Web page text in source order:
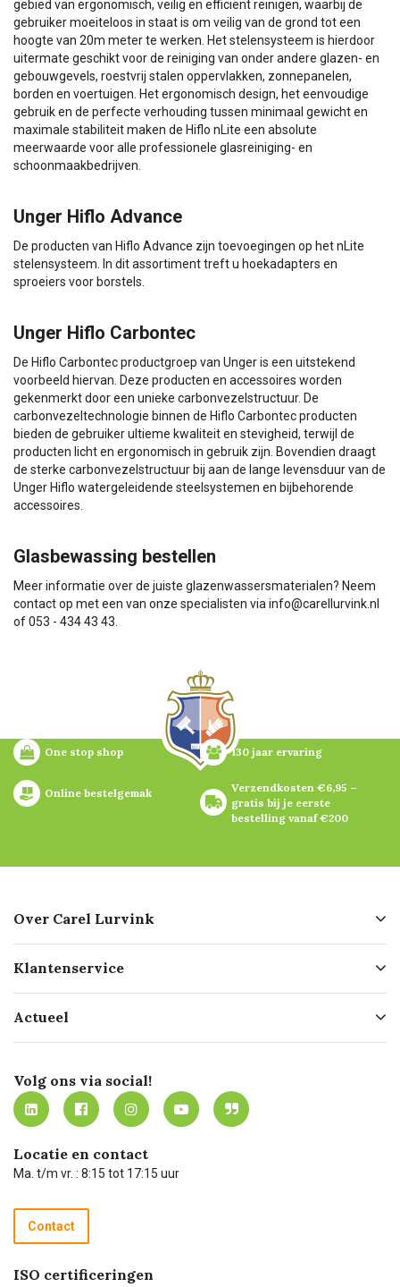
gebied van ergonomisch, veilig en efficiënt reinigen, waarbij de
gebruiker moeiteloos in staat is om veilig van de grond tot een
hoogte van 20m meter te werken. Het stelensysteem is hierdoor
uitermate geschikt voor de reiniging van onder andere glazen- en
gebouwgevels, roestvrij stalen oppervlakken, zonnepanelen,
borden en voertuigen. Het ergonomisch design, het eenvoudige
gebruik en de perfecte verhouding tussen minimaal gewicht en
maximale stabiliteit maken de Hiflo nLite een absolute
meerwaarde voor alle professionele glasreiniging- en
schoonmaakbedrijven.
Unger Hiflo Advance
De producten van Hiflo Advance zijn toevoegingen op het nLite
stelensysteem. In dit assortiment treft u hoekadapters en
sproeiers voor borstels.
Unger Hiflo Carbontec
De Hiflo Carbontec productgroep van Unger is een uitstekend
voorbeeld hiervan. Deze producten en accessoires worden
gekenmerkt door een unieke carbonvezelstructuur. De
carbonvezeltechnologie binnen de Hiflo Carbontec producten
bieden de gebruiker ultieme kwaliteit en stevigheid, terwijl de
producten licht en ergonomisch in gebruik zijn. Bovendien draagt
de sterke carbonvezelstructuur bij aan de lange levensduur van de
Unger Hiflo watergeleidende steelsystemen en bijbehorende
accessoires.
Glasbewassing bestellen
Meer informatie over de juiste glazenwassersmaterialen? Neem
contact op met een van onze specialisten via info@carellurvink.nl
of 053 - 434 43 43.
One stop shop 130 jaar ervaring
Online bestelgemak
Verzendkosten €6,95 –
gratis bij je eerste
bestelling vanaf €200
Over Carel Lurvink
Geschiedenis
Missie
Certificering
Werken bij Carel Lurvink
MVO
Klantenservice
Bezorgen
Mijn Carel Lurvink
Mijn Carel Lurvink instructievideo's
Carel Lurvink App
Hulp op afstand
Technische dienst
Recycle programma
Betalen
Actueel
Innovation LAB
Tevreden klanten
Carel Lurvink Blog
Carel de podcast
Volg ons via social!
Locatie en contact
Ma. t/m vr. : 8:15 tot 17:15 uur
Contact
ISO certificeringen